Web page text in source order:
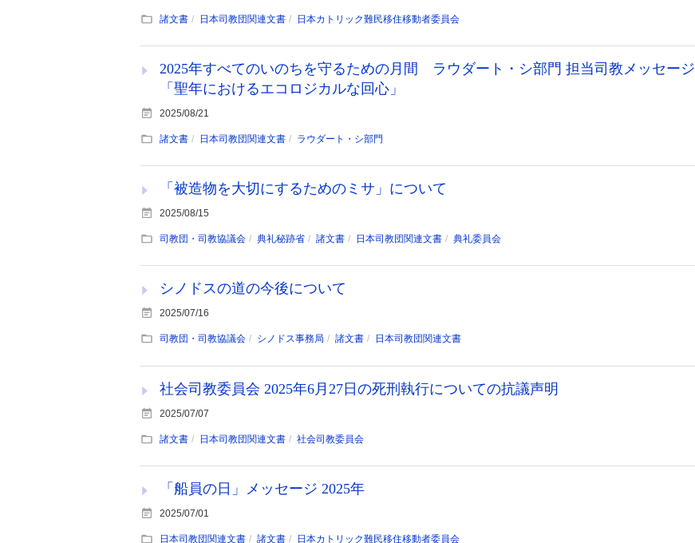
諸文書 日本司教団関連文書 日本カトリック難民移住移動者委員会
2025年すべてのいのちを守るための月間 ラウダート・シ部門 担当司教メッセージ
「聖年におけるエコロジカルな回心」
2025/08/21
諸文書 日本司教団関連文書 ラウダート・シ部門
「被造物を大切にするためのミサ」について
2025/08/15
司教団・司教協議会 典礼秘跡省 諸文書 日本司教団関連文書 典礼委員会
シノドスの道の今後について
2025/07/16
司教団・司教協議会 シノドス事務局 諸文書 日本司教団関連文書
社会司教委員会 2025年6月27日の死刑執行についての抗議声明
2025/07/07
諸文書 日本司教団関連文書 社会司教委員会
「船員の日」メッセージ 2025年
2025/07/01
日本司教団関連文書 諸文書 日本カトリック難民移住移動者委員会